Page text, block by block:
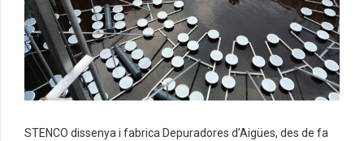
STENCO dissenya i fabrica Depuradores d’Aigües, des de fa